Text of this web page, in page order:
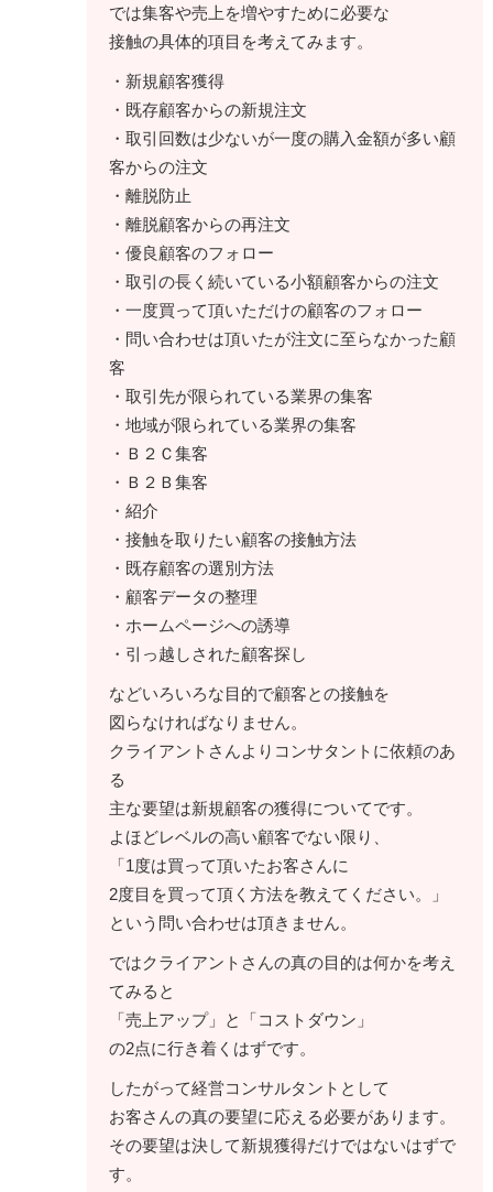
では集客や売上を増やすために必要な
接触の具体的項目を考えてみます。
・新規顧客獲得
・既存顧客からの新規注文
・取引回数は少ないが一度の購入金額が多い顧
客からの注文
・離脱防止
・離脱顧客からの再注文
・優良顧客のフォロー
・取引の長く続いている小額顧客からの注文
・一度買って頂いただけの顧客のフォロー
・問い合わせは頂いたが注文に至らなかった顧
客
・取引先が限られている業界の集客
・地域が限られている業界の集客
・Ｂ２Ｃ集客
・Ｂ２Ｂ集客
・紹介
・接触を取りたい顧客の接触方法
・既存顧客の選別方法
・顧客データの整理
・ホームページへの誘導
・引っ越しされた顧客探し
などいろいろな目的で顧客との接触を
図らなければなりません。
クライアントさんよりコンサタントに依頼のあ
る
主な要望は新規顧客の獲得についてです。
よほどレベルの高い顧客でない限り、
「1度は買って頂いたお客さんに
2度目を買って頂く方法を教えてください。」
という問い合わせは頂きません。
ではクライアントさんの真の目的は何かを考え
てみると
「売上アップ」と「コストダウン」
の2点に行き着くはずです。
したがって経営コンサルタントとして
お客さんの真の要望に応える必要があります。
その要望は決して新規獲得だけではないはずで
す。